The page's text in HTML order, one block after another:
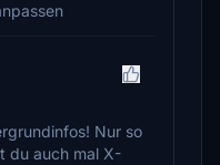
Nur so
du auch mal X-